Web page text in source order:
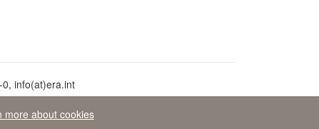
more about cookies
info(at)era.int